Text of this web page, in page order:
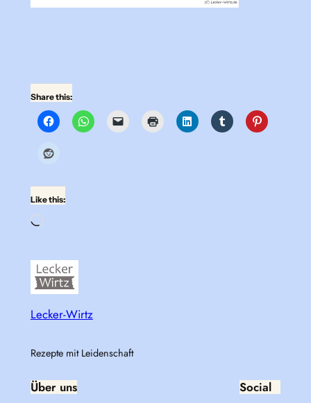
Share this:
Like this:
Loading…
Lecker-Wirtz
Rezepte mit Leidenschaft
Über uns Social